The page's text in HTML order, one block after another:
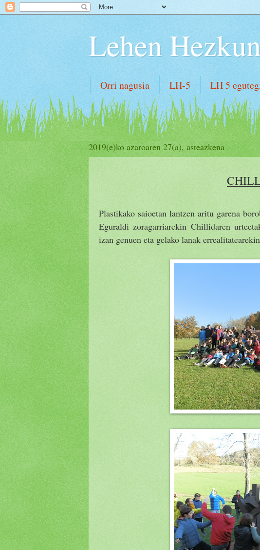
Lehen
Orri nagusia LH-5 LH 5
2019(e)ko azaroaren 27(a), asteazkena
Plastikako saioetan lantzen aritu garena
Eguraldi zoragarriarekin Chillidaren
izan genuen eta gelako lanak